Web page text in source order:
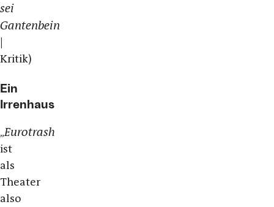
sei
Gantenbein
Kritik)
Ein
Irrenhaus
„Eurotrash
ist
als
Theater
also